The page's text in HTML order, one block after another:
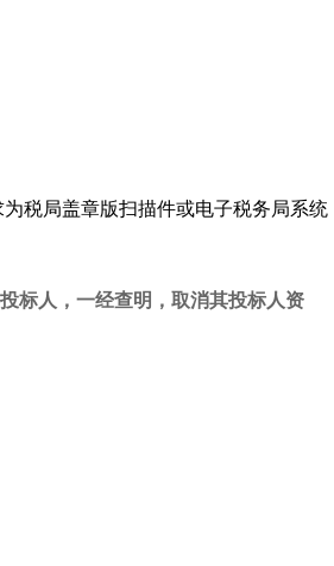
税局盖章版扫描件或电子税务局系统
标人，一经查明，取消其投标人资